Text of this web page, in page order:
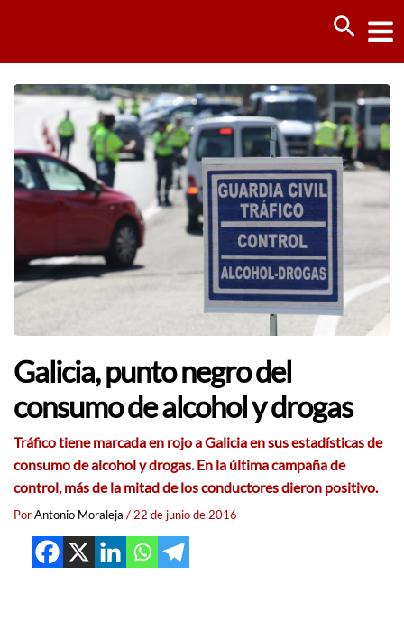
Galicia, punto negro del
consumo de alcohol y drogas
Tráfico tiene marcada en rojo a Galicia en sus estadísticas de
consumo de alcohol y drogas. En la última campaña de
control, más de la mitad de los conductores dieron positivo.
PorAntonio Moraleja / 22 de junio de 2016